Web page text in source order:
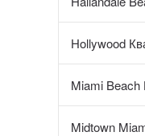
Hollywood
Miami Beach
Midtown